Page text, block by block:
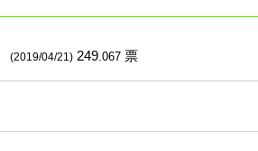
(2019/04/21)249.067票